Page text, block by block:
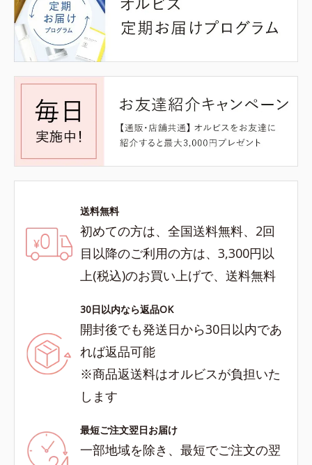
送料無料
初めての方は、全国送料無料、2回
目以降のご利用の方は、3,300円以
上(税込)のお買い上げで、送料無料
30日以内なら返品OK
開封後でも発送日から30日以内であ
れば返品可能
※商品返送料はオルビスが負担いた
します
最短ご注文翌日お届け
一部地域を除き、最短でご注文の翌